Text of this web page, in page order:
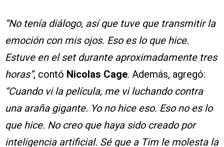
“No tenía diálogo, así que tuve que transmitir la
emoción con mis ojos. Eso es lo que hice.
Estuve en el set durante aproximadamente tres
horas”, contó Nicolas Cage. Además, agregó:
“Cuando vi la película, me vi luchando contra
una araña gigante. Yo no hice eso. Eso no es lo
que hice. No creo que haya sido creado por
inteligencia artificial. Sé que a Tim le molesta la